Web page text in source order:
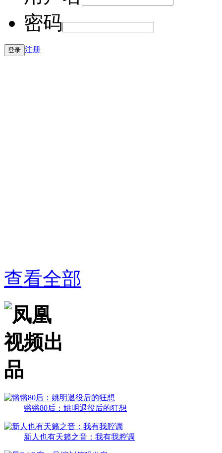
密码
注册
查看全部
锵锵80后：姚明退役后的狂想
新人也有天籁之音：我有我腔调